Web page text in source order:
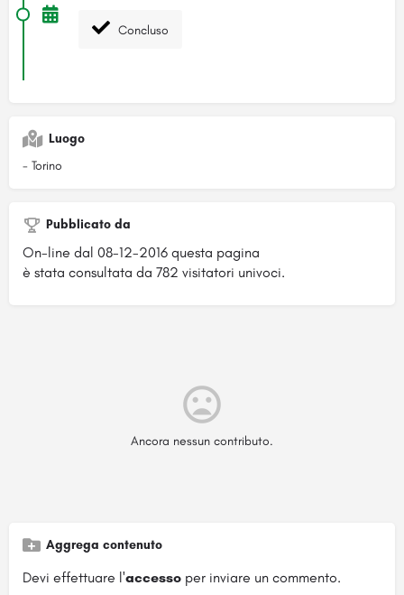
Concluso
Luogo
- Torino
Pubblicato da
On-line dal 08-12-2016 questa pagina
è stata consultata da 782 visitatori univoci.
Ancora nessun contributo.
Aggrega contenuto
Devi effettuare l'accesso per inviare un commento.